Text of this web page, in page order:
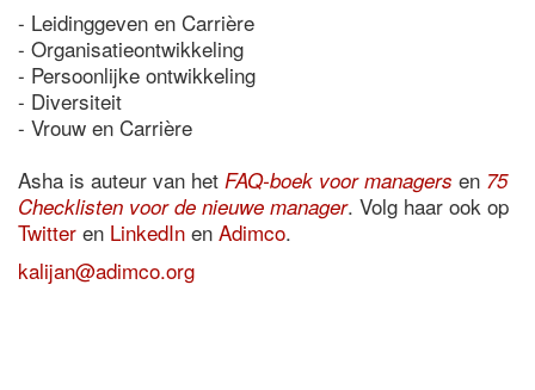
- Leidinggeven en Carrière
- Organisatieontwikkeling
- Persoonlijke ontwikkeling
- Diversiteit
- Vrouw en Carrière
Asha is auteur van het FAQ-boek voor managers en 75
Checklisten voor de nieuwe manager. Volg haar ook op
Twitter en LinkedIn en Adimco.
kalijan@adimco.org